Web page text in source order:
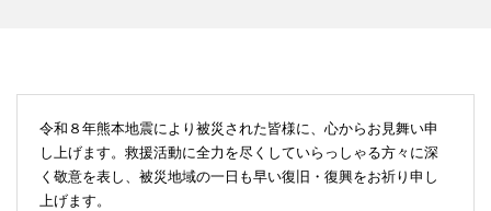
令和８年熊本地震により被災された皆様に、心からお見舞い申
し上げます。救援活動に全力を尽くしていらっしゃる方々に深
く敬意を表し、被災地域の一日も早い復旧・復興をお祈り申し
上げます。